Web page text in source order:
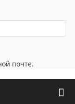
почте.